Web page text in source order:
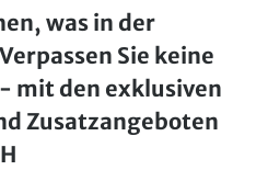
was in der
Sie keine
mit den exklusiven
Zusatzangeboten